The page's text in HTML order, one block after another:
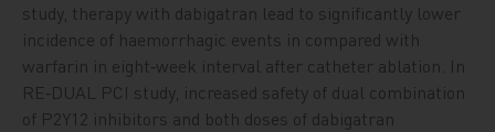
study, therapy with dabigatran lead to significantly lower
incidence of haemorrhagic events in compared with
warfarin in eight‑week interval after catheter ablation. In
RE‑DUAL PCI study, increased safety of dual combination
of P2Y12 inhibitors and both doses of dabigatran